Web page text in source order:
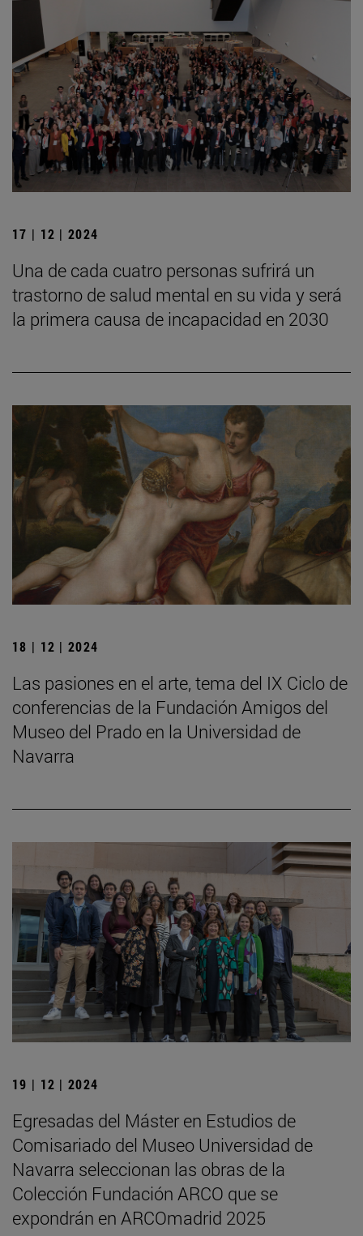
17 | 12 | 2024
Una de cada cuatro personas sufrirá un
trastorno de salud mental en su vida y será
la primera causa de incapacidad en 2030
18 | 12 | 2024
Las pasiones en el arte, tema del IX Ciclo de
conferencias de la Fundación Amigos del
Museo del Prado en la Universidad de
Navarra
19 | 12 | 2024
Egresadas del Máster en Estudios de
Comisariado del Museo Universidad de
Navarra seleccionan las obras de la
Colección Fundación ARCO que se
expondrán en ARCOmadrid 2025